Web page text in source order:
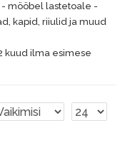
- mööbel lastetoale -
kapid, riiulid ja muud
kuud ilma esimese